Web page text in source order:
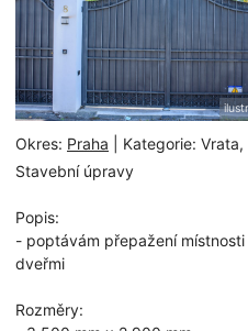
Okres: Praha | Kategorie:
Stavební úpravy
Popis:
- poptávám přepažení
dveřmi
Rozměry: